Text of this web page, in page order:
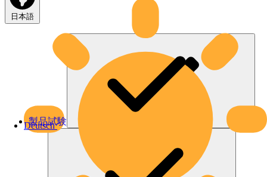
日本語
Deutsch
製品試験